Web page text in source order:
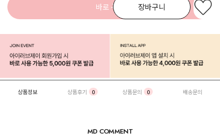
장바구니
바로 구매
상품정보 상품후기 0 상품문의 0 배송문의
MD COMMENT